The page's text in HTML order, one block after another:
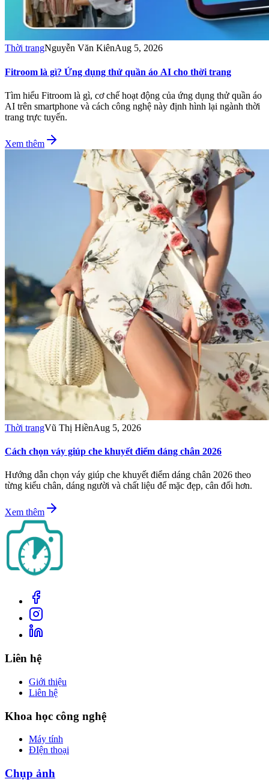
Thời trangNguyễn Văn KiênAug 5, 2026
Fitroom là gì? Ứng dụng thử quần áo AI cho thời trang
Tìm hiểu Fitroom là gì, cơ chế hoạt động của ứng dụng thử quần áo
AI trên smartphone và cách công nghệ này định hình lại ngành thời
trang trực tuyến.
Xem thêm
Thời trangVũ Thị HiềnAug 5, 2026
Cách chọn váy giúp che khuyết điểm dáng chân 2026
Hướng dẫn chọn váy giúp che khuyết điểm dáng chân 2026 theo
từng kiểu chân, dáng người và chất liệu để mặc đẹp, cân đối hơn.
Xem thêm
Liên hệ
Giới thiệu
Liên hệ
Khoa học công nghệ
Máy tính
ĐIện thoại
Chụp ảnh